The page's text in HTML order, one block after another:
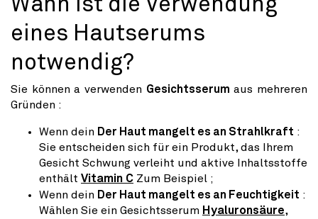
Wann ist die Verwendung
eines Hautserums
notwendig?
Sie können a verwenden Gesichtsserum aus mehreren
Gründen :
Wenn dein Der Haut mangelt es an Strahlkraft :
Sie entscheiden sich für ein Produkt, das Ihrem
Gesicht Schwung verleiht und aktive Inhaltsstoffe
enthält Vitamin C Zum Beispiel ;
Wenn dein Der Haut mangelt es an Feuchtigkeit :
Wählen Sie ein Gesichtsserum Hyaluronsäure,